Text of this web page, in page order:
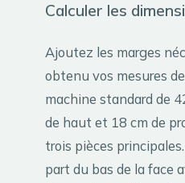
Calculer les
Ajoutez les marges
obtenu vos mesures
machine standard de
de haut et 18 cm de
trois pièces
part du bas de la face